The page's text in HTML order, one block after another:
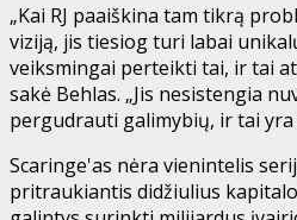
„Kai RJ paaiškina tam tikrą
viziją, jis tiesiog turi labai
veiksmingai perteikti tai, ir tai
sakė Behlas. „Jis nesistengia
pergudrauti galimybių, ir tai yra
Scaringe'as nėra vienintelis
pritraukiantis didžiulius